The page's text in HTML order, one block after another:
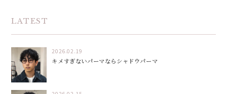
LATEST
2026.02.19
キメすぎないパーマならシャドウパーマ